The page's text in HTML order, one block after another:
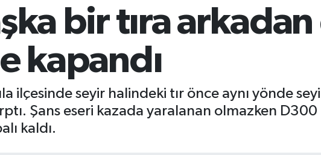
bir tıra arkadan
kapandı
ilçesinde seyir halindeki tır önce aynı yönde
Şans eseri kazada yaralanan olmazken
kaldı.